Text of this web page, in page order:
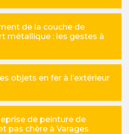
de la couche de
métallique : les gestes à
objets en fer à l’extérieur
de peinture de
pas chère à Varages